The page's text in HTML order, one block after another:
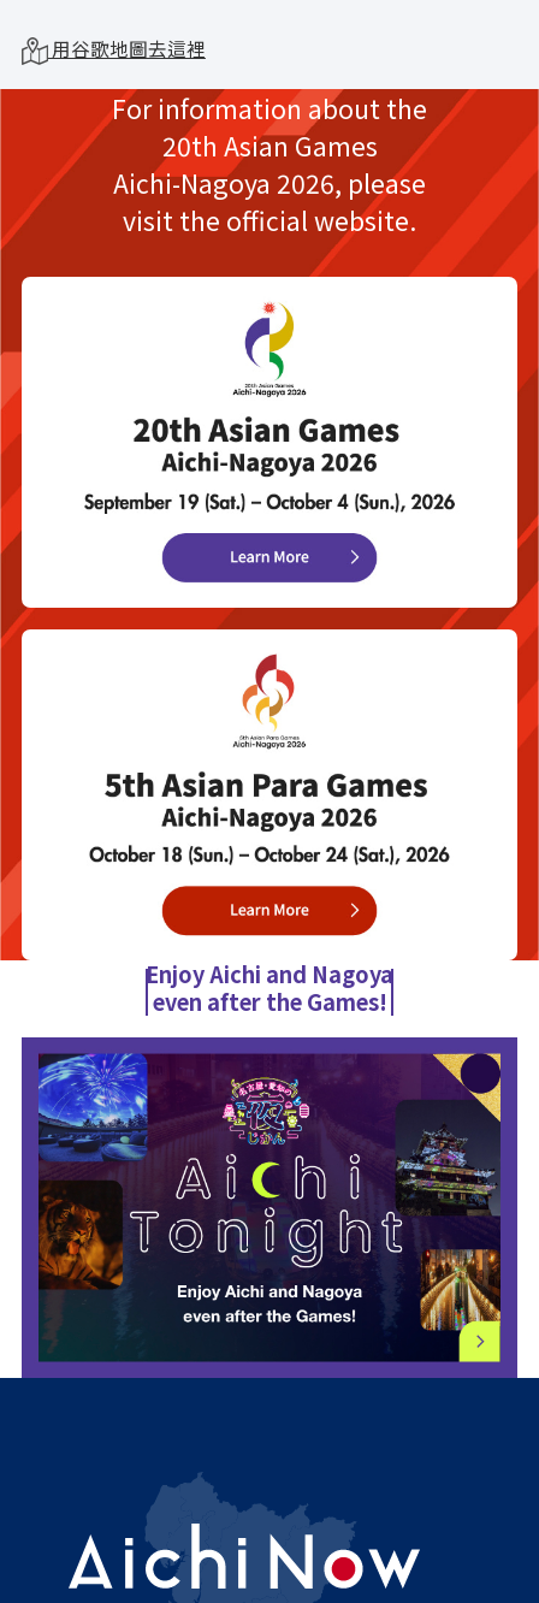
用谷歌地圖去這裡
For information about the
20th Asian Games
Aichi-Nagoya 2026, please
visit the official website.
Enjoy Aichi and Nagoya
even after the Games!